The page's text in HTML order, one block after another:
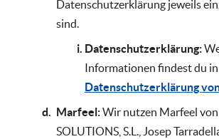
Datenschutzerklärung jeweils
sind.
Datenschutzerklärung:
Informationen findest du
Datenschutzerklärung
Marfeel:Wir nutzen Marfeel von
SOLUTIONS, S.L., Josep